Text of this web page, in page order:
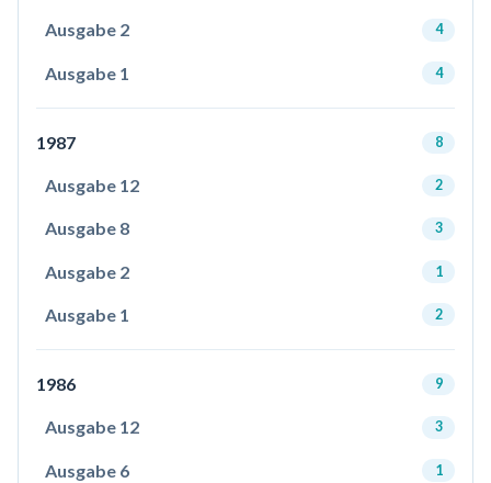
Ausgabe 2 4
Ausgabe 1 4
1987 8
Ausgabe 12 2
Ausgabe 8 3
Ausgabe 2 1
Ausgabe 1 2
1986 9
Ausgabe 12 3
Ausgabe 6 1